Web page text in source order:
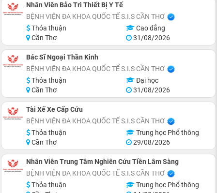
Nhân Viên Bảo Trì Thiết Bị Y Tế
BỆNH VIỆN ĐA KHOA QUỐC TẾ S.I.S CẦN THƠ
Thỏa thuận
Cao đẳng
Cần Thơ
31/08/2026
Bác Sĩ Ngoại Thần Kinh
BỆNH VIỆN ĐA KHOA QUỐC TẾ S.I.S CẦN THƠ
Thỏa thuận
Đại học
Cần Thơ
31/08/2026
Tài Xế Xe Cấp Cứu
BỆNH VIỆN ĐA KHOA QUỐC TẾ S.I.S CẦN THƠ
Thỏa thuận
Trung học Phổ thông
Cần Thơ
29/08/2026
Nhân Viên Trung Tâm Nghiên Cứu Tiền Lâm Sàng
BỆNH VIỆN ĐA KHOA QUỐC TẾ S.I.S CẦN THƠ
Thỏa thuận
Trung học Phổ thông